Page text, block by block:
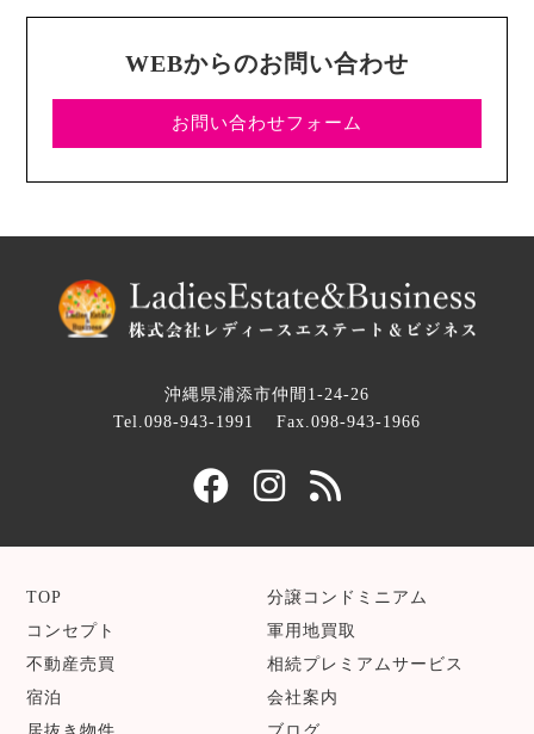
WEBからのお問い合わせ
お問い合わせフォーム
沖縄県浦添市仲間1-24-26
Tel.098-943-1991
Fax.098-943-1966
TOP
コンセプト
不動産売買
宿泊
分譲コンドミニアム
軍用地買取
相続プレミアムサービス
会社案内